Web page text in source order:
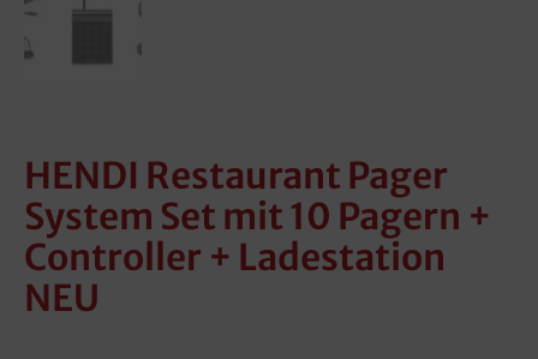
HENDI Restaurant Pager
System Set mit 10 Pagern +
Controller + Ladestation
NEU